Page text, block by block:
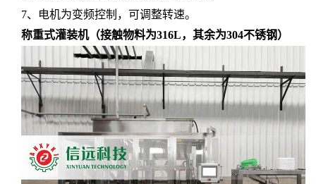
7、电机为变频控制，可调整转速。
称重式灌装机（接触物料为316L，其余为304不锈钢）